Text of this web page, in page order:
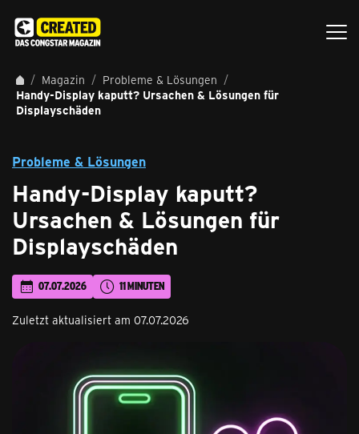
Magazin
Probleme & Lösungen
Handy-Display kaputt? Ursachen & Lösungen für
Displayschäden
Probleme & Lösungen
Handy-Display kaputt?
Ursachen & Lösungen für
Displayschäden
07.07.2026 11 MINUTEN
Zuletzt aktualisiert am 07.07.2026